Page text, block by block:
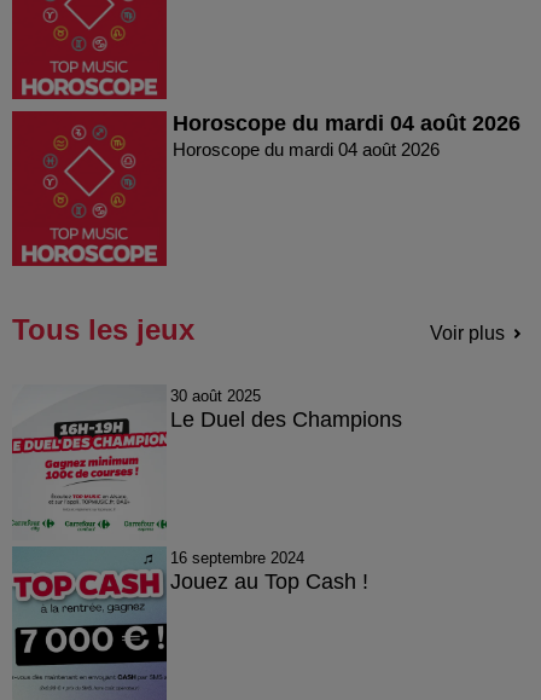
Horoscope du mardi 04 août 2026
Horoscope du mardi 04 août 2026
Tous les jeux Voir plus
30 août 2025
Le Duel des Champions
16 septembre 2024
Jouez au Top Cash !